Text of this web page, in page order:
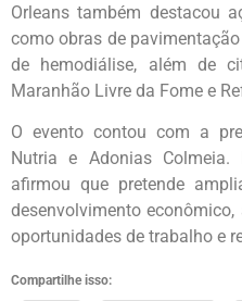
Orleans também destacou
como obras de
de hemodiálise, além de
Maranhão Livre da Fome e
O evento contou com a
Nutria e Adonias
afirmou que pretende
desenvolvimento
oportunidades de trabalho e
Compartilhe isso: